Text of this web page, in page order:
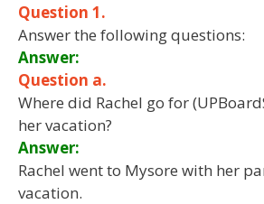
Question 1.
Answer the following questions:
Answer:
Question a.
Where did Rachel go for
her vacation?
Answer:
Rachel went to Mysore with her
vacation.